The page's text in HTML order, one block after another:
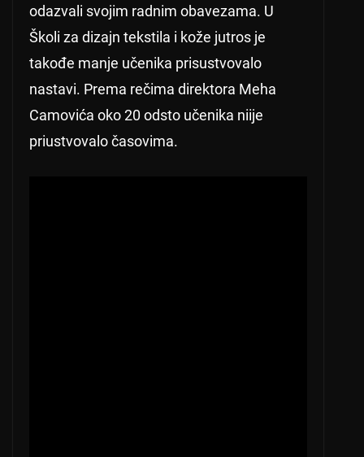
odazvali svojim radnim obavezama. U
Školi za dizajn tekstila i kože jutros je
takođe manje učenika prisustvovalo
nastavi. Prema rečima direktora Meha
Camovića oko 20 odsto učenika niije
priustvovalo časovima.